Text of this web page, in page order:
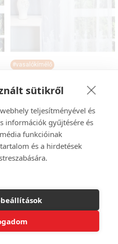
sütikről
teljesítményével és
információk gyűjtésére és
funkcióinak
és a hirdetések
beállítások
#vasalókímélő
méretben
2890Ft -10%
2601Ft/m-től
Árkalkuláció